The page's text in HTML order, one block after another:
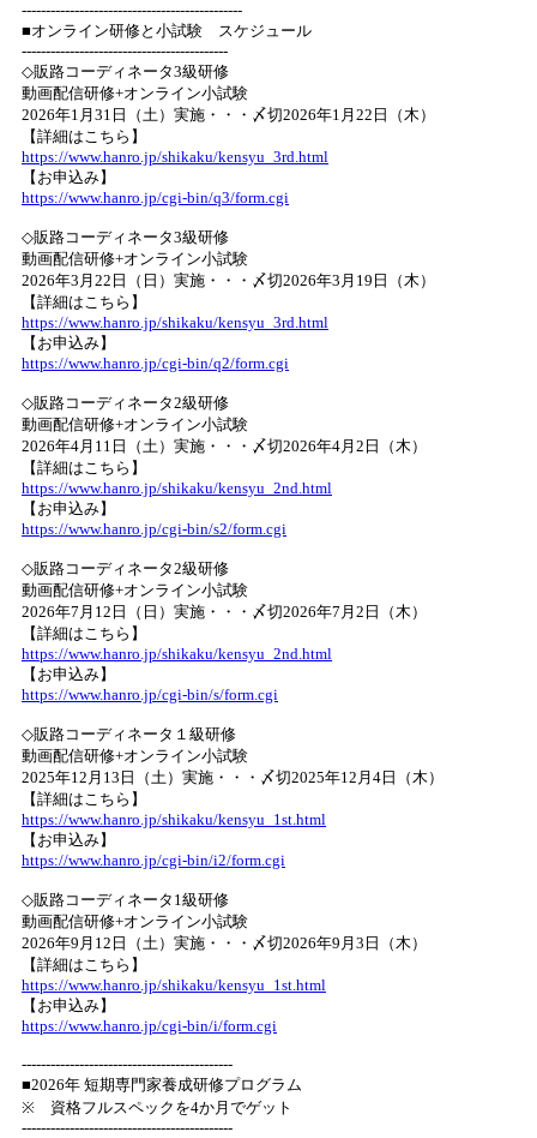
----------------------------------------------
■オンライン研修と小試験 スケジュール
-------------------------------------------
◇販路コーディネータ3級研修
動画配信研修+オンライン小試験
2026年1月31日（土）実施・・・〆切2026年1月22日（木）
【詳細はこちら】
https://www.hanro.jp/shikaku/kensyu_3rd.html
【お申込み】
https://www.hanro.jp/cgi-bin/q3/form.cgi
◇販路コーディネータ3級研修
動画配信研修+オンライン小試験
2026年3月22日（日）実施・・・〆切2026年3月19日（木）
【詳細はこちら】
https://www.hanro.jp/shikaku/kensyu_3rd.html
【お申込み】
https://www.hanro.jp/cgi-bin/q2/form.cgi
◇販路コーディネータ2級研修
動画配信研修+オンライン小試験
2026年4月11日（土）実施・・・〆切2026年4月2日（木）
【詳細はこちら】
https://www.hanro.jp/shikaku/kensyu_2nd.html
【お申込み】
https://www.hanro.jp/cgi-bin/s2/form.cgi
◇販路コーディネータ2級研修
動画配信研修+オンライン小試験
2026年7月12日（日）実施・・・〆切2026年7月2日（木）
【詳細はこちら】
https://www.hanro.jp/shikaku/kensyu_2nd.html
【お申込み】
https://www.hanro.jp/cgi-bin/s/form.cgi
◇販路コーディネータ１級研修
動画配信研修+オンライン小試験
2025年12月13日（土）実施・・・〆切2025年12月4日（木）
【詳細はこちら】
https://www.hanro.jp/shikaku/kensyu_1st.html
【お申込み】
https://www.hanro.jp/cgi-bin/i2/form.cgi
◇販路コーディネータ1級研修
動画配信研修+オンライン小試験
2026年9月12日（土）実施・・・〆切2026年9月3日（木）
【詳細はこちら】
https://www.hanro.jp/shikaku/kensyu_1st.html
【お申込み】
https://www.hanro.jp/cgi-bin/i/form.cgi
--------------------------------------------
■2026年 短期専門家養成研修プログラム
※ 資格フルスペックを4か月でゲット
--------------------------------------------